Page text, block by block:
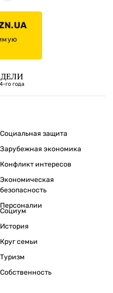
го года
Социальная защита
Зарубежная экономика
Конфликт интересов
Экономическая
безопасность
Персоналии
Социум
История
Круг семьи
Туризм
Собственность